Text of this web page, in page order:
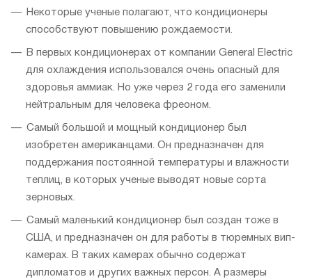
Некоторые ученые полагают, что кондиционеры
способствуют повышению рождаемости.
В первых кондиционерах от компании General Electric
для охлаждения использовался очень опасный для
здоровья аммиак. Но уже через 2 года его заменили
нейтральным для человека фреоном.
Самый большой и мощный кондиционер был
изобретен американцами. Он предназначен для
поддержания постоянной температуры и влажности
теплиц, в которых ученые выводят новые сорта
зерновых.
Самый маленький кондиционер был создан тоже в
США, и предназначен он для работы в тюремных вип-
камерах. В таких камерах обычно содержат
дипломатов и других важных персон. А размеры